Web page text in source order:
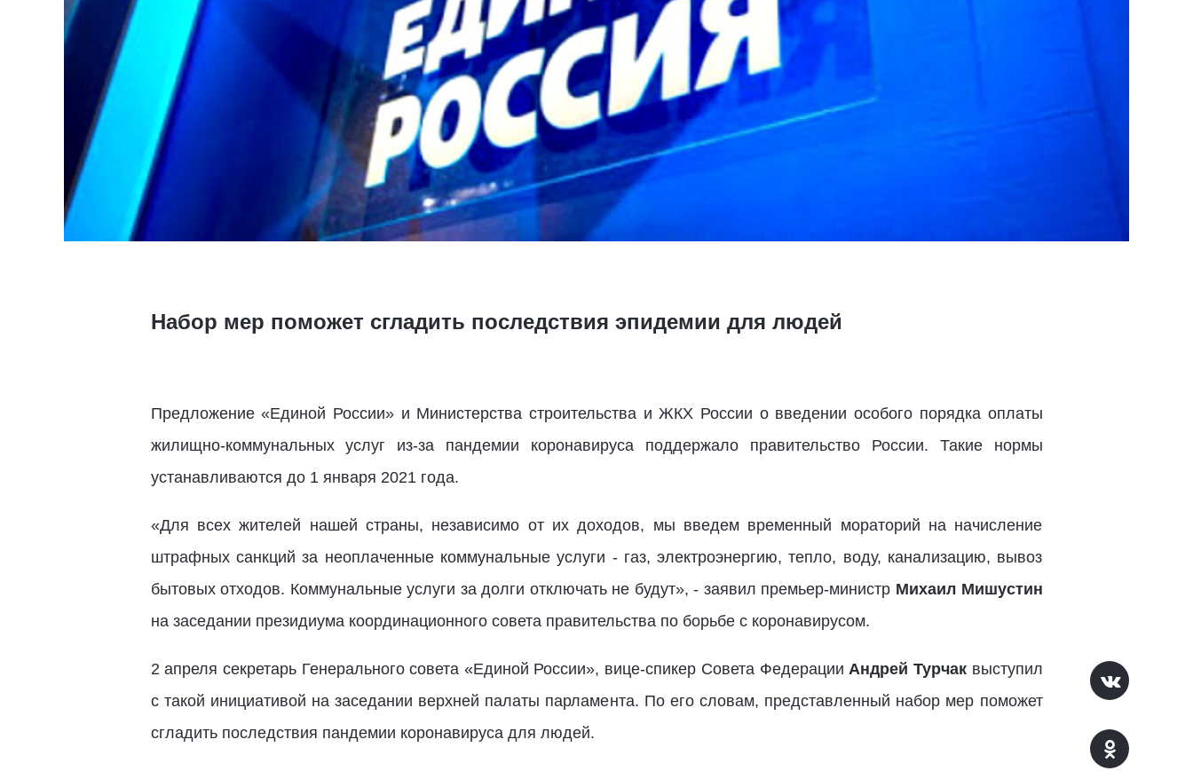
Набор мер поможет сгладить последствия эпидемии для людей
Предложение «Единой России» и Министерства строительства и ЖКХ России о введении особого порядка оплаты
жилищно-коммунальных услуг из-за пандемии коронавируса поддержало правительство России. Такие нормы
устанавливаются до 1 января 2021 года.
«Для всех жителей нашей страны, независимо от их доходов, мы введем временный мораторий на начисление
штрафных санкций за неоплаченные коммунальные услуги - газ, электроэнергию, тепло, воду, канализацию, вывоз
бытовых отходов. Коммунальные услуги за долги отключать не будут», - заявил премьер-министр Михаил Мишустин
на заседании президиума координационного совета правительства по борьбе с коронавирусом.
2 апреля секретарь Генерального совета «Единой России», вице-спикер Совета ФедерацииАндрей Турчаквыступил
с такой инициативой на заседании верхней палаты парламента. По его словам, представленный набор мер поможет
сгладить последствия пандемии коронавируса для людей.